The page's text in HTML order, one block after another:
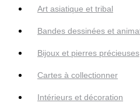
Art asiatique et tribal
Bandes dessinées et
Bijoux et pierres précieuses
Cartes à collectionner
Intérieurs et décoration